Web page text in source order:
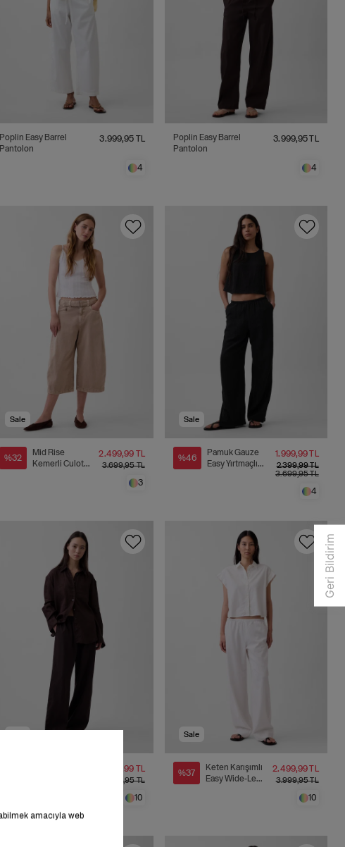
Poplin Easy Barrel
Pantolon
3.999,95 TL
4
Poplin Easy Barrel
Pantolon
3.999,95 TL
4
Sale
%32
Mid Rise
Kemerli Culotte
3.699,95 TL
2.499,99 TL
3
Sale
%46
Pamuk Gauze
Easy Yırtmaçlı
2.399,99 TL
3.699,95 TL
1.999,99 TL
4
3.999,95 TL
2.499,99 TL
10
Sale
%37
Keten Karışımlı
Easy Wide-Leg
3.999,95 TL
2.499,99 TL
10